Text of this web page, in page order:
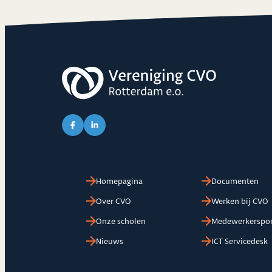
Link naar Facebook pagina van CVO
Link naar LinkedIn pagina van CVO
Homepagina
Over CVO
Onze scholen
Nieuws
Documenten
Werken bij CVO
ICT Servicedesk